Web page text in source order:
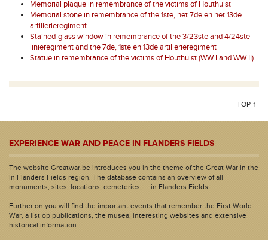
Memorial plaque in remembrance of the victims of Houthulst
Memorial stone in remembrance of the 1ste, het 7de en het 13de
artillerieregiment
Stained-glass window in remembrance of the 3/23ste and 4/24ste
linieregiment and the 7de, 1ste en 13de artillerieregiment
Statue in remembrance of the victims of Houthulst (WW I and WW II)
TOP ↑
EXPERIENCE WAR AND PEACE IN FLANDERS FIELDS
The website Greatwar.be introduces you in the theme of the Great War in the
In Flanders Fields region. The database contains an overview of all
monuments, sites, locations, cemeteries, ... in Flanders Fields.
Further on you will find the important events that remember the First World
War, a list op publications, the musea, interesting websites and extensive
historical information.